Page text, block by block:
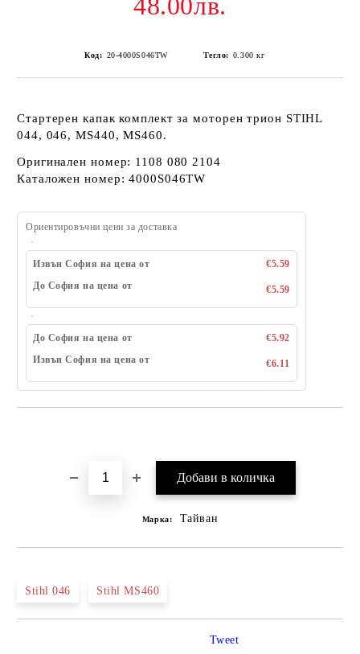
Код: 20-4000S046TW Тегло: 0.300 кг
Стартерен капак комплект за моторен трион STIHL
044, 046, MS440, MS460.
Оригинален номер: 1108 080 2104
Каталожен номер: 4000S046TW
Ориентировъчни цени за доставка
Извън София на цена от
€5.59
До София на цена от
€5.59
До София на цена от
€5.92
Извън София на цена от
€6.11
Марка: Тайван
Stihl 046 Stihl MS460
Tweet